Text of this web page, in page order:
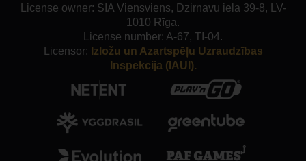
License owner: SIA Viensviens, Dzirnavu iela 39-8, LV-
1010 Rīga.
License number: A-67, TI-04.
Licensor: Izložu un Azartspēļu Uzraudzības
Inspekcija (IAUI).